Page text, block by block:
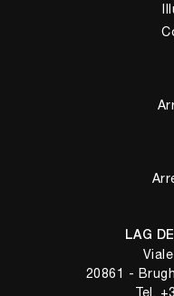
LAG
20861 -
Tel.